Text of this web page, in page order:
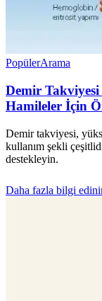
PopülerArama
Demir
Hamileler İçin
Demir takviyesi,
kullanım şekli
destekleyin.
Daha fazla bilgi